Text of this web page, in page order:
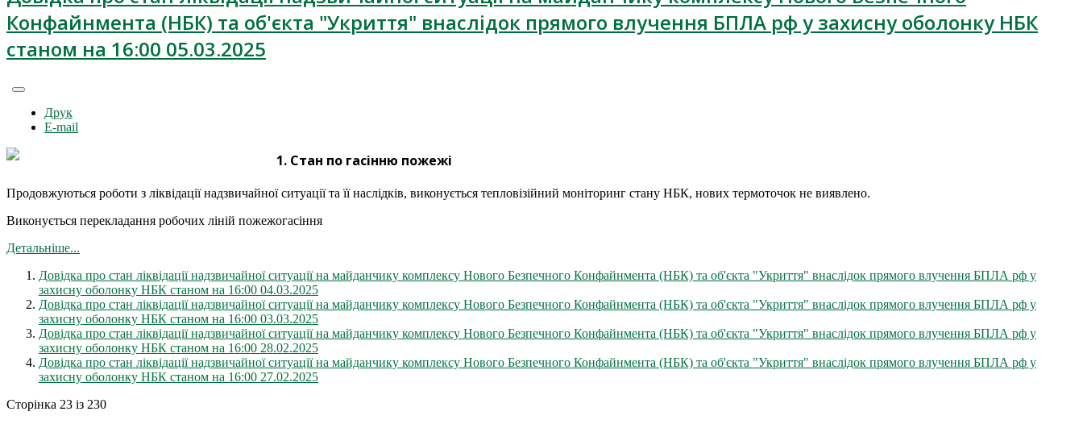
Конфайнмента (НБК) та об'єкта "Укриття" внаслідок прямого влучення БПЛА рф у захисну оболонку НБК
станом на 16:00 05.03.2025
Друк
E-mail
1. Стан по гасінню пожежі
Продовжуються роботи з ліквідації надзвичайної ситуації та її наслідків, виконується тепловізійний моніторинг стану НБК, нових термоточок не виявлено.
Виконується перекладання робочих ліній пожежогасіння
Детальніше...
Довідка про стан ліквідації надзвичайної ситуації на майданчику комплексу Нового Безпечного Конфайнмента (НБК) та об'єкта "Укриття" внаслідок прямого влучення БПЛА рф у
захисну оболонку НБК станом на 16:00 04.03.2025
Довідка про стан ліквідації надзвичайної ситуації на майданчику комплексу Нового Безпечного Конфайнмента (НБК) та об'єкта "Укриття" внаслідок прямого влучення БПЛА рф у
захисну оболонку НБК станом на 16:00 03.03.2025
Довідка про стан ліквідації надзвичайної ситуації на майданчику комплексу Нового Безпечного Конфайнмента (НБК) та об'єкта "Укриття" внаслідок прямого влучення БПЛА рф у
захисну оболонку НБК станом на 16:00 28.02.2025
Довідка про стан ліквідації надзвичайної ситуації на майданчику комплексу Нового Безпечного Конфайнмента (НБК) та об'єкта "Укриття" внаслідок прямого влучення БПЛА рф у
захисну оболонку НБК станом на 16:00 27.02.2025
Сторінка 23 із 230